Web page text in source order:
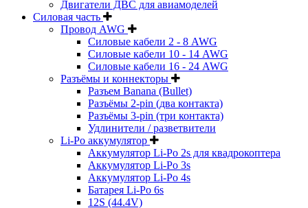
Двигатели ДВС для авиамоделей
Силовая часть
Провод AWG
Силовые кабели 2 - 8 AWG
Силовые кабели 10 - 14 AWG
Силовые кабели 16 - 24 AWG
Разъёмы и коннекторы
Разъем Banana (Bullet)
Разъёмы 2-pin (два контакта)
Разъёмы 3-pin (три контакта)
Удлинители / разветвители
Li-Po аккумулятор
Аккумулятор Li-Po 2s для квадрокоптера
Аккумулятор Li-Po 3s
Аккумулятор Li-Po 4s
Батарея Li-Po 6s
12S (44.4V)